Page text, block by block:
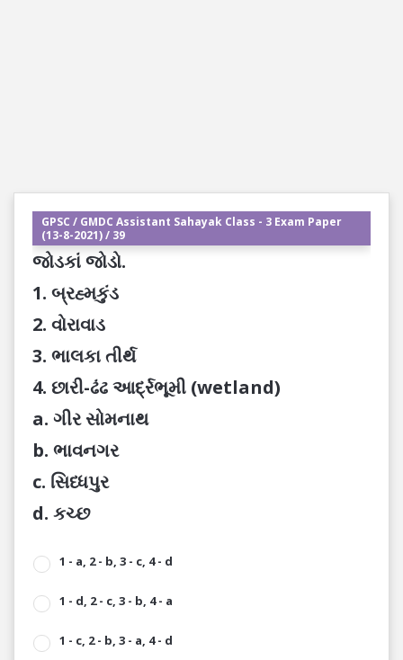
GPSC / GMDC Assistant Sahayak Class - 3 Exam Paper
(13-8-2021) / 39
જોડકાં જોડો.
1. બ્રહ્મકુંડ
2. વોરાવાડ
3. ભાલકા તીર્થ
4. છારી-ઢંઢ આર્દ્રભૂમી (wetland)
a. ગીર સોમનાથ
b. ભાવનગર
c. સિધ્ધપુર
d. કચ્છ
1 - a, 2 - b, 3 - c, 4 - d
1 - d, 2 - c, 3 - b, 4 - a
1 - c, 2 - b, 3 - a, 4 - d